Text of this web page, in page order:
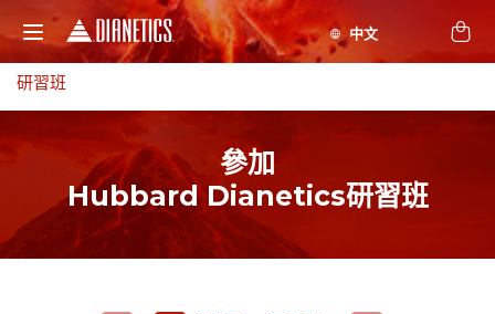
研習班
參加
Hubbard Dianetics研習班